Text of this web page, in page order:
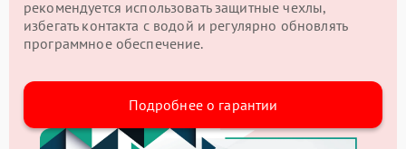
рекомендуется использовать защитные чехлы,
избегать контакта с водой и регулярно обновлять
программное обеспечение.
Подробнее о гарантии